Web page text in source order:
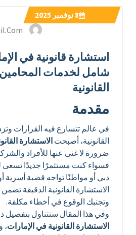
8نوفمبر 2025
استشارة قانونية في
شامل لخدمات المحامين
القانونية
مقدمة
في عالم تتسارع فيه القرارات
القانونية، أصبحتالاستشارة
ضرورة لا غنى عنها للأفراد
فسواء كنت مستثمرًا جديدًا
دبي أو مواطنًا تواجه قضية أسرية أو
الاستشارة القانونية الدقيقة
وتجنبك الوقوع في أخطاء مكلفة.
وفي هذا المقال سنتناول بتفصيل
الاستشارة القانونية في الإمارات،